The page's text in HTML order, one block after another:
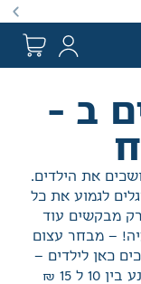
ומוזלים מהמחיר
ב -
את הילדים.
לגמוע את כל
רק מבקשים עוד
– מבחר עצום
כאן לילדים –
המחיר של כל הספרים בקטגוריה זו נע בין 10 ל 15 ₪